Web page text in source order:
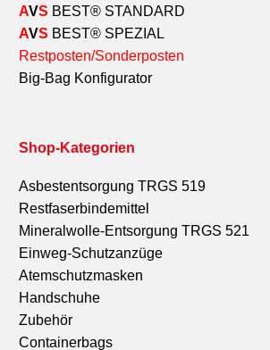
AVS BEST® STANDARD
AVS BEST® SPEZIAL
Restposten/Sonderposten
Big-Bag Konfigurator
Shop-Kategorien
Asbestentsorgung TRGS 519
Restfaserbindemittel
Mineralwolle-Entsorgung TRGS 521
Einweg-Schutzanzüge
Atemschutzmasken
Handschuhe
Zubehör
Containerbags